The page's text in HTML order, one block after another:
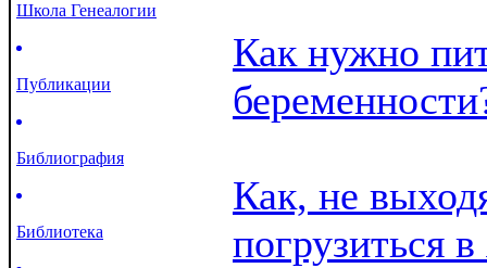
Школа Генеалогии
Публикации
Библиография
Библиотека
Как нужно
Как, не
погрузиться